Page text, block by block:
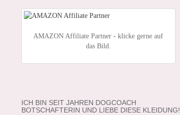
AMAZON Affiliate Partner - klicke gerne auf
das Bild.
ICH BIN SEIT JAHREN DOGCOACH
BOTSCHAFTERIN UND LIEBE DIESE KLEIDUNG!